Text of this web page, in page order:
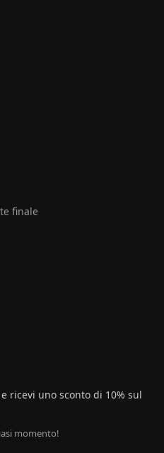
finale
ricevi uno sconto di 10% sul
momento!